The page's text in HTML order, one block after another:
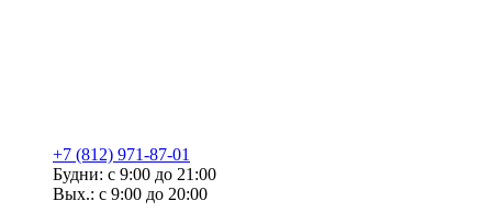
+7 (812) 971-87-01
Будни: с 9:00 до 21:00
Вых.: с 9:00 до 20:00